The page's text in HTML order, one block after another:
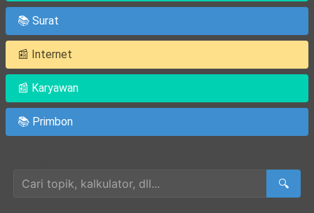
📚 Surat
📰 Internet
📰 Karyawan
📚 Primbon
🔍